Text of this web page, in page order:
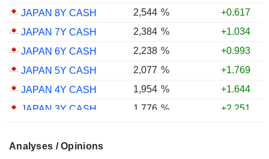
JAPAN 8Y CASH 2,544 %
+0.617
JAPAN 7Y CASH
2,384 %
+1.034
JAPAN 6Y CASH
2,238 %
+0.993
JAPAN 5Y CASH
2,077 %
+1.769
JAPAN 4Y CASH
1,954 %
+1.644
JAPAN 3Y CASH
1,776 %
+2.251
JAPAN 1Y CASH
Analyses / Opinions